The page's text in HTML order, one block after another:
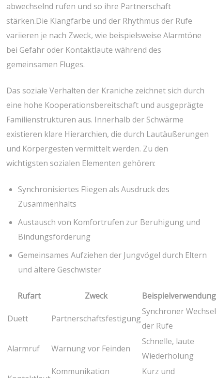
abwechselnd rufen und so ihre Partnerschaft
stärken.Die Klangfarbe und der Rhythmus der ⁢Rufe
variieren​ je nach Zweck, ⁣wie beispielsweise Alarmtöne
bei Gefahr oder Kontaktlaute ‍während des ​
gemeinsamen Fluges.
Das soziale Verhalten der Kraniche zeichnet sich durch
eine​ hohe ⁢Kooperationsbereitschaft und ausgeprägte
Familienstrukturen aus. Innerhalb der Schwärme
existieren klare Hierarchien, die durch Lautäußerungen
und Körpergesten vermittelt werden. Zu den
wichtigsten sozialen Elementen gehören:
Synchronisiertes Fliegen als ​Ausdruck des
Zusammenhalts
Austausch von Komfortrufen zur Beruhigung und ​
Bindungsförderung
Gemeinsames Aufziehen der Jungvögel durch Eltern
und ältere Geschwister
Rufart Zweck Beispielverwendung
Duett Partnerschaftsfestigung
Synchroner‌ Wechsel
der Rufe
Alarmruf Warnung vor Feinden
Schnelle, laute
Wiederholung
Kommunikation
Kurz und